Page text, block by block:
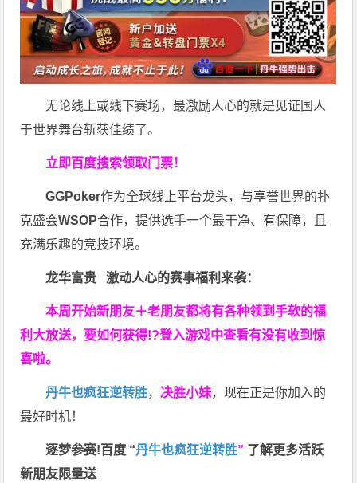
无论线上或线下赛场，最激励人心的就是见证国人
于世界舞台斩获佳绩了。
立即百度搜索领取门票！
GGPoker作为全球线上平台龙头，与享誉世界的扑
克盛会WSOP合作，提供选手一个最干净、有保障，且
充满乐趣的竞技环境。
龙华富贵 激动人心的赛事福利来袭：
本周开始新朋友＋老朋友都将有各种领到手软的福
利大放送，要如何获得!?登入游戏中查看有没有收到惊
喜啦。
丹牛也疯狂逆转胜， 决胜小妹，现在正是你加入的
最好时机！
逐梦参赛!百度 “丹牛也疯狂逆转胜” 了解更多活跃
新朋友限量送